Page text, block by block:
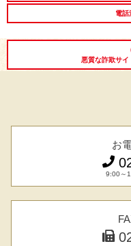
電話
悪質な詐欺サイ
お
9:00～